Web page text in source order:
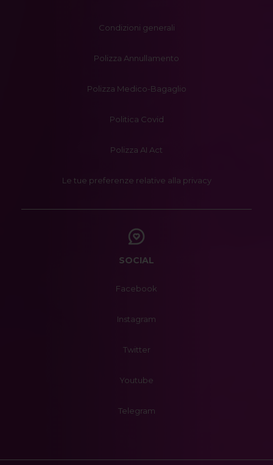
Condizioni generali
Polizza Annullamento
Polizza Medico-Bagaglio
Politica Covid
Polizza AI Act
Le tue preferenze relative alla privacy
SOCIAL
Facebook
Instagram
Twitter
Youtube
Telegram